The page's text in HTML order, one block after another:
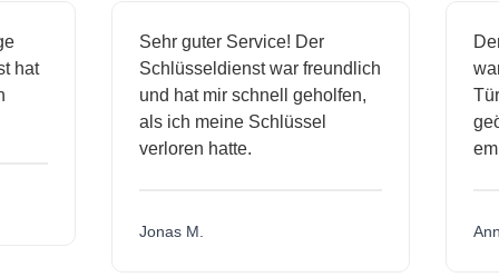
hat
Sehr guter Service! Der
Schlüsseldienst war freundlich
und hat mir schnell geholfen,
als ich meine Schlüssel
verloren hatte.
Jonas M.